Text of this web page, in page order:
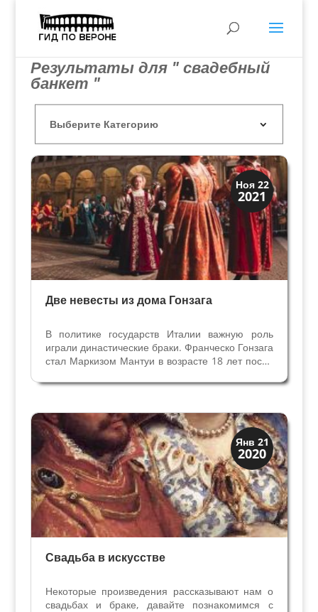
Результаты для " свадебный
банкет "
Ноя 22
2021
Династии
Мантуя и Феррара
Две невесты из дома Гонзага
В политике государств Италии важную роль
играли династические браки. Франческо Гонзага
стал Маркизом Мантуи в возрасте 18 лет после
судьбу сестер. Отец успел выдать замуж за
лет, а...
Янв 21
2020
Искусство
Символы
Свадьба в искусстве
Некоторые произведения рассказывают нам о
свадьбах и браке, давайте познакомимся с